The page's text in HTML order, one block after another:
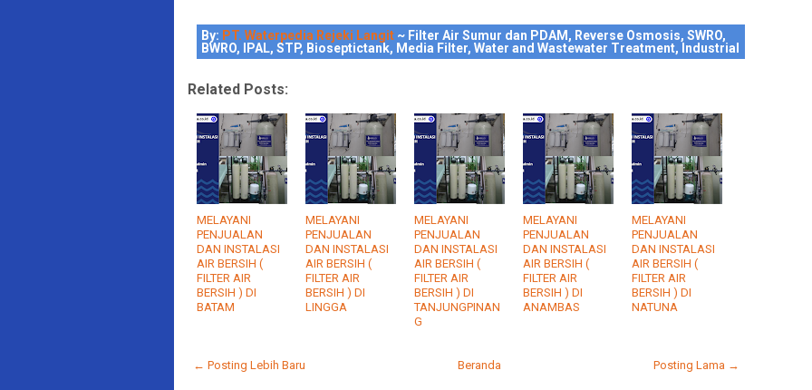
By: PT. Waterpedia Rejeki Langit ~ Filter Air Sumur dan PDAM, Reverse Osmosis, SWRO,
BWRO, IPAL, STP, Bioseptictank, Media Filter, Water and Wastewater Treatment, Industrial
Related Posts:
MELAYANI
PENJUALAN
DAN INSTALASI
AIR BERSIH (
FILTER AIR
BERSIH ) DI
BATAM
MELAYANI
PENJUALAN
DAN INSTALASI
AIR BERSIH (
FILTER AIR
BERSIH ) DI
LINGGA
MELAYANI
PENJUALAN
DAN INSTALASI
AIR BERSIH (
FILTER AIR
BERSIH ) DI
TANJUNGPINAN
G
MELAYANI
PENJUALAN
DAN INSTALASI
AIR BERSIH (
FILTER AIR
BERSIH ) DI
ANAMBAS
MELAYANI
PENJUALAN
DAN INSTALASI
AIR BERSIH (
FILTER AIR
BERSIH ) DI
NATUNA
← Posting Lebih Baru Posting Lama →
Beranda